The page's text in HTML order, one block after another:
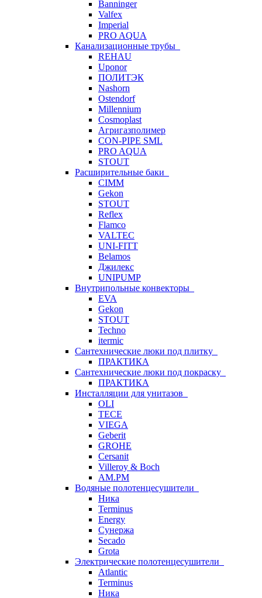
Banninger
Valfex
Imperial
PRO AQUA
Канализационные трубы
REHAU
Uponor
ПОЛИТЭК
Nashorn
Ostendorf
Millennium
Cosmoplast
Агригазполимер
CON-PIPE SML
PRO AQUA
STOUT
Расширительные баки
CIMM
Gekon
STOUT
Reflex
Flamco
VALTEC
UNI-FITT
Belamos
Джилекс
UNIPUMP
Внутрипольные конвекторы
EVA
Gekon
STOUT
Techno
itermic
Сантехнические люки под плитку
ПРАКТИКА
Сантехнические люки под покраску
ПРАКТИКА
Инсталляции для унитазов
OLI
TECE
VIEGA
Geberit
GROHE
Cersanit
Villeroy & Boch
AM.PM
Водяные полотенцесушители
Ника
Terminus
Energy
Сунержа
Secado
Grota
Электрические полотенцесушители
Atlantic
Terminus
Ника